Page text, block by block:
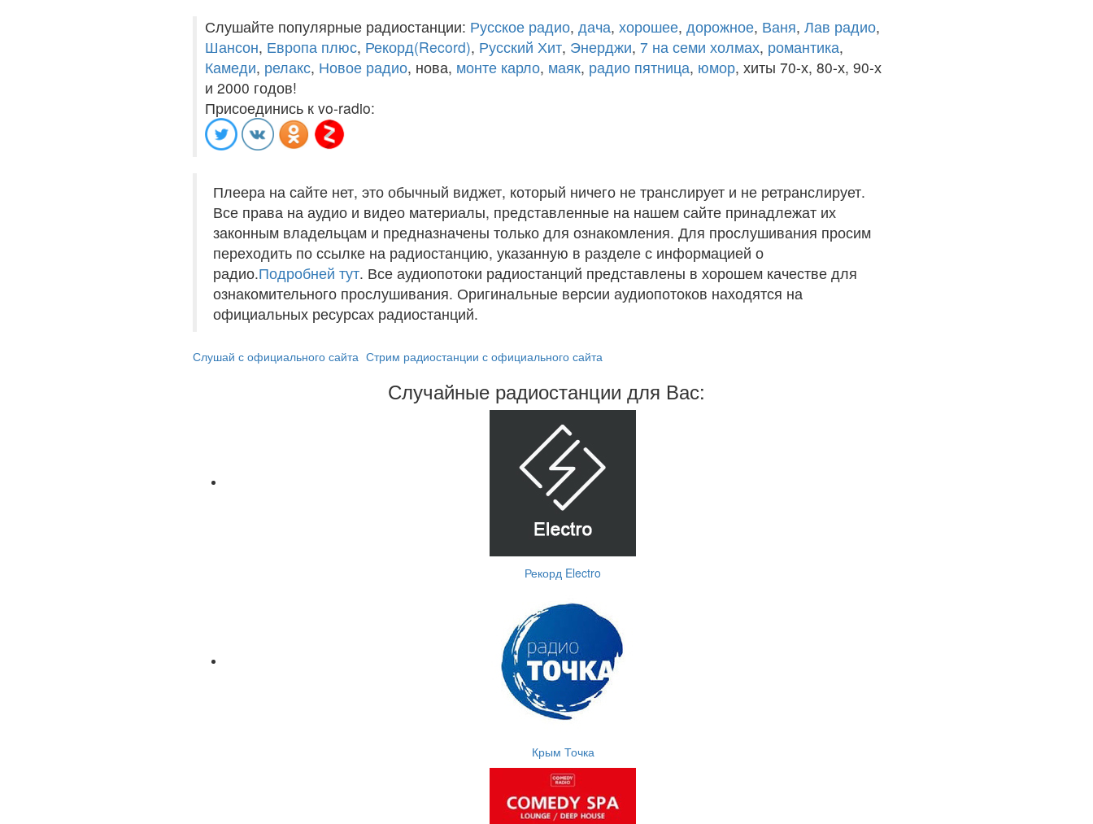
Слушайте популярные радиостанции: Русское радио, дача, хорошее, дорожное, Ваня, Лав радио,
Шансон, Европа плюс, Рекорд(Record), Русский Хит, Энерджи, 7 на семи холмах, романтика,
Камеди, релакс, Новое радио, нова, монте карло, маяк, радио пятница, юмор, хиты 70-х, 80-х, 90-х
и 2000 годов!
Присоединись к vo-radio:
Плеера на сайте нет, это обычный виджет, который ничего не транслирует и не ретранслирует.
Все права на аудио и видео материалы, представленные на нашем сайте принадлежат их
законным владельцам и предназначены только для ознакомления. Для прослушивания просим
переходить по ссылке на радиостанцию, указанную в разделе с информацией о
радио.Подробней тут. Все аудиопотоки радиостанций представлены в хорошем качестве для
ознакомительного прослушивания. Оригинальные версии аудиопотоков находятся на
официальных ресурсах радиостанций.
Слушай с официального сайта Стрим радиостанции с официального сайта
Случайные радиостанции для Вас:
Рекорд Electro
Крым Точка